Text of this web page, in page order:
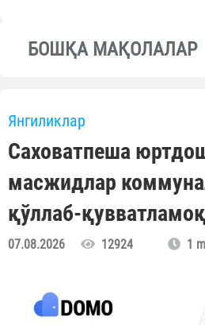
БОШҚА МАҚОЛАЛАР
Янгиликлар
Саховатпеша
масжидлар
қўллаб-
07.08.2026 12924 1